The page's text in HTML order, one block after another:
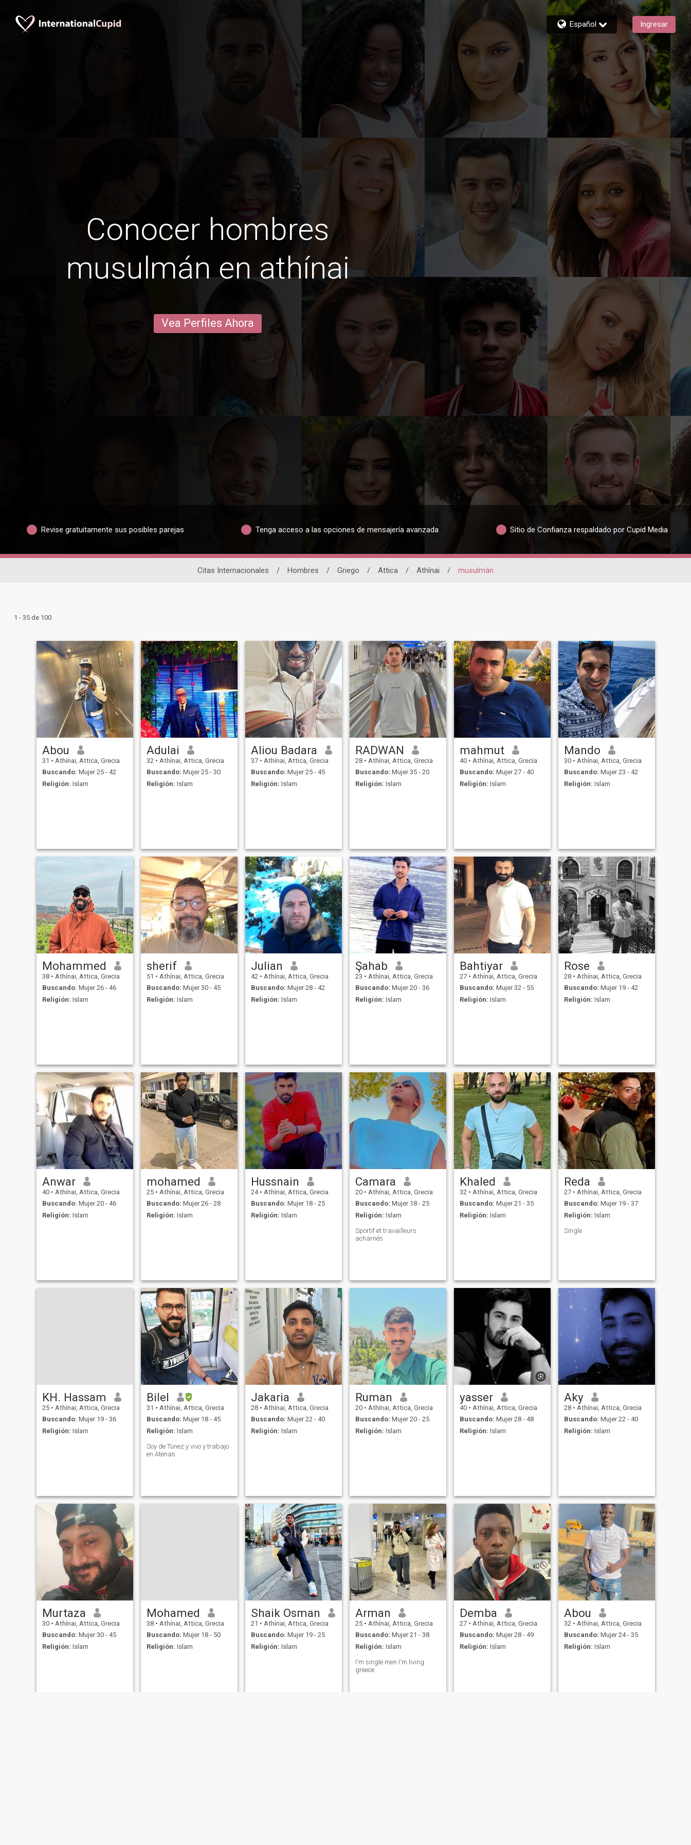
Español Ingresar
Conocer hombres
musulmán en athínai
Vea Perfiles Ahora
Revise gratuitamente sus posibles parejas Tenga acceso a las opciones de mensajería avanzada Sitio de Confianza respaldado por Cupid Media
Citas Internacionales / Hombres / Griego / Attica / Athínai / musulmán
1 - 35 de 100
Abou
31 • Athínai, Attica, Grecia
Buscando: Mujer 25 - 42
Religión: Islam
Adulai
32 • Athínai, Attica, Grecia
Buscando: Mujer 25 - 30
Religión: Islam
Aliou Badara
37 • Athínai, Attica, Grecia
Buscando: Mujer 25 - 45
Religión: Islam
RADWAN
28 • Athínai, Attica, Grecia
Buscando: Mujer 35 - 20
Religión: Islam
mahmut
40 • Athínai, Attica, Grecia
Buscando: Mujer 27 - 40
Religión: Islam
Mando
30 • Athínai, Attica, Grecia
Buscando: Mujer 23 - 42
Religión: Islam
Mohammed
38 • Athínai, Attica, Grecia
Buscando: Mujer 26 - 46
Religión: Islam
sherif
51 • Athínai, Attica, Grecia
Buscando: Mujer 30 - 45
Religión: Islam
Julian
42 • Athínai, Attica, Grecia
Buscando: Mujer 28 - 42
Religión: Islam
Şahab
23 • Athínai, Attica, Grecia
Buscando: Mujer 20 - 36
Religión: Islam
Bahtiyar
27 • Athínai, Attica, Grecia
Buscando: Mujer 32 - 55
Religión: Islam
Rose
28 • Athínai, Attica, Grecia
Buscando: Mujer 19 - 42
Religión: Islam
Anwar
40 • Athínai, Attica, Grecia
Buscando: Mujer 20 - 46
Religión: Islam
mohamed
25 • Athínai, Attica, Grecia
Buscando: Mujer 26 - 28
Religión: Islam
Hussnain
24 • Athínai, Attica, Grecia
Buscando: Mujer 18 - 25
Religión: Islam
Camara
20 • Athínai, Attica, Grecia
Buscando: Mujer 18 - 25
Religión: Islam
Sportif et travailleurs
acharnés
Khaled
32 • Athínai, Attica, Grecia
Buscando: Mujer 21 - 35
Religión: Islam
Reda
27 • Athínai, Attica, Grecia
Buscando: Mujer 19 - 37
Religión: Islam
Single
KH. Hassam
25 • Athínai, Attica, Grecia
Buscando: Mujer 19 - 36
Religión: Islam
Bilel
31 • Athínai, Attica, Grecia
Buscando: Mujer 18 - 45
Religión: Islam
Soy de Túnez y vivo y trabajo
en Atenas
Jakaria
28 • Athínai, Attica, Grecia
Buscando: Mujer 22 - 40
Religión: Islam
Ruman
20 • Athínai, Attica, Grecia
Buscando: Mujer 20 - 25
Religión: Islam
yasser
40 • Athínai, Attica, Grecia
Buscando: Mujer 28 - 48
Religión: Islam
Aky
28 • Athínai, Attica, Grecia
Buscando: Mujer 22 - 40
Religión: Islam
Murtaza
30 • Athínai, Attica, Grecia
Buscando: Mujer 30 - 45
Religión: Islam
Mohamed
38 • Athínai, Attica, Grecia
Buscando: Mujer 18 - 50
Religión: Islam
Shaik Osman
21 • Athínai, Attica, Grecia
Buscando: Mujer 19 - 25
Religión: Islam
Arman
25 • Athínai, Attica, Grecia
Buscando: Mujer 21 - 38
Religión: Islam
I'm single men I'm living
greece
Demba
27 • Athínai, Attica, Grecia
Buscando: Mujer 28 - 49
Religión: Islam
Abou
32 • Athínai, Attica, Grecia
Buscando: Mujer 24 - 35
Religión: Islam